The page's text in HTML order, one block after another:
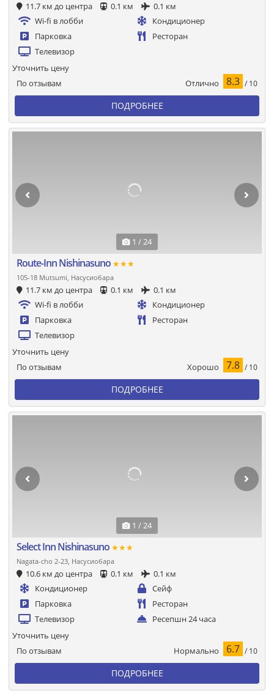
11.7 км до центра 0.1 км
0.1 км
Wi-fi в лобби
Кондиционер
Парковка
Ресторан
Телевизор
По отзывам Отлично 8.3 / 10
Уточнить цену
ПОДРОБНЕЕ
1 / 24
Route-Inn Nishinasuno ★★★
105-18 Mutsumi, Насусиобара
11.7 км до центра 0.1 км
0.1 км
Wi-fi в лобби
Кондиционер
Парковка
Ресторан
Телевизор
По отзывам Хорошо 7.8 / 10
Уточнить цену
ПОДРОБНЕЕ
1 / 24
Select Inn Nishinasuno ★★★
Nagata-cho 2-23, Насусиобара
10.6 км до центра 0.1 км
0.1 км
Кондиционер
Сейф
Парковка
Ресторан
Телевизор
Ресепшн 24 часа
По отзывам Нормально 6.7 / 10
Уточнить цену
ПОДРОБНЕЕ